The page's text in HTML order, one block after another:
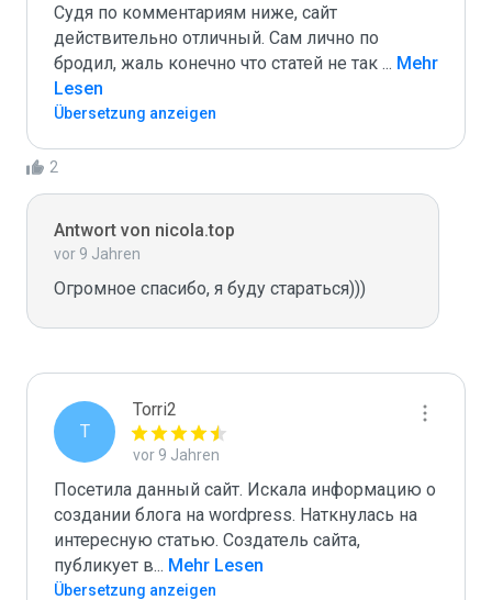
Судя по комментариям ниже, сайт
действительно отличный. Сам лично по
бродил, жаль конечно что статей не так ... Mehr
Lesen
Übersetzung anzeigen
2
Antwort von nicola.top
vor 9 Jahren
Огромное спасибо, я буду стараться)))
T
Torri2
vor 9 Jahren
Посетила данный сайт. Искала информацию о
создании блога на wordpress. Наткнулась на
интересную статью. Создатель сайта,
публикует в... Mehr Lesen
Übersetzung anzeigen